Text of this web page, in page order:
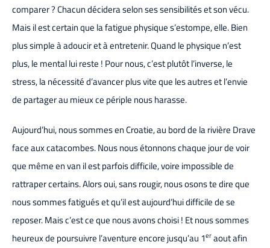
comparer ? Chacun décidera selon ses sensibilités et son vécu.
Mais il est certain que la fatigue physique s’estompe, elle. Bien
plus simple à adoucir et à entretenir. Quand le physique n’est
plus, le mental lui reste ! Pour nous, c’est plutôt l’inverse, le
stress, la nécessité d’avancer plus vite que les autres et l’envie
de partager au mieux ce périple nous harasse.
Aujourd’hui, nous sommes en Croatie, au bord de la rivière Drave
face aux catacombes. Nous nous étonnons chaque jour de voir
que même en van il est parfois difficile, voire impossible de
rattraper certains. Alors oui, sans rougir, nous osons te dire que
nous sommes fatigués et qu’il est aujourd’hui difficile de se
reposer. Mais c’est ce que nous avons choisi ! Et nous sommes
heureux de poursuivre l’aventure encore jusqu’au 1eraout afin